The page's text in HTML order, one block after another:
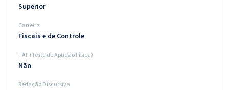
Superior
Carreira
Fiscais e de Controle
TAF (Teste de Aptidão Física)
Não
Redação Discursiva